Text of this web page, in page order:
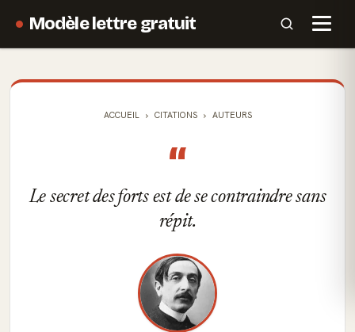
Modèle lettre gratuit
ACCUEIL CITATIONS AUTEURS
“
Le secret des forts est de se contraindre sans
répit.